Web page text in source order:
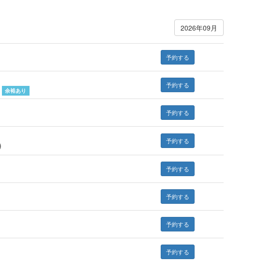
2026年09月
予約する
余裕あり
予約する
予約する
予約する
予約する
予約する
予約する
予約する